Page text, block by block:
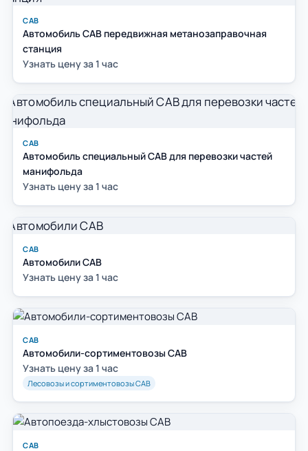
САВ
Автомобиль САВ передвижная метанозаправочная
станция
Узнать цену за 1 час
САВ
Автомобиль специальный САВ для перевозки частей
манифольда
Узнать цену за 1 час
САВ
Автомобили САВ
Узнать цену за 1 час
САВ
Автомобили-сортиментовозы САВ
Узнать цену за 1 час
Лесовозы и сортиментовозы САВ
САВ